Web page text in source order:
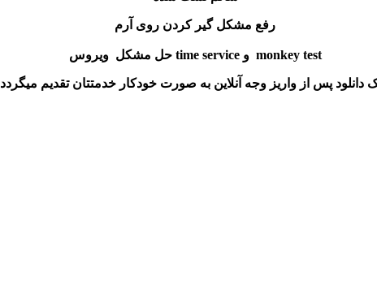
رفع مشکل گیر کردن روی آرم
حل مشکل ویروس time service و monkey test
دانلود پس از واریز وجه آنلاین به صورت خودکار خدمتتان تقدیم میگردد